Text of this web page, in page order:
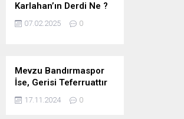
Karlahan’ın Derdi Ne ?
07.02.2025 0
Mevzu Bandırmaspor
İse, Gerisi Teferruattır
17.11.2024 0